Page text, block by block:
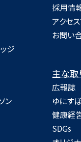
ジ
ン
採用情
アクセ
お問い
主な取
広報誌
ゆにす
健康経
SDGs